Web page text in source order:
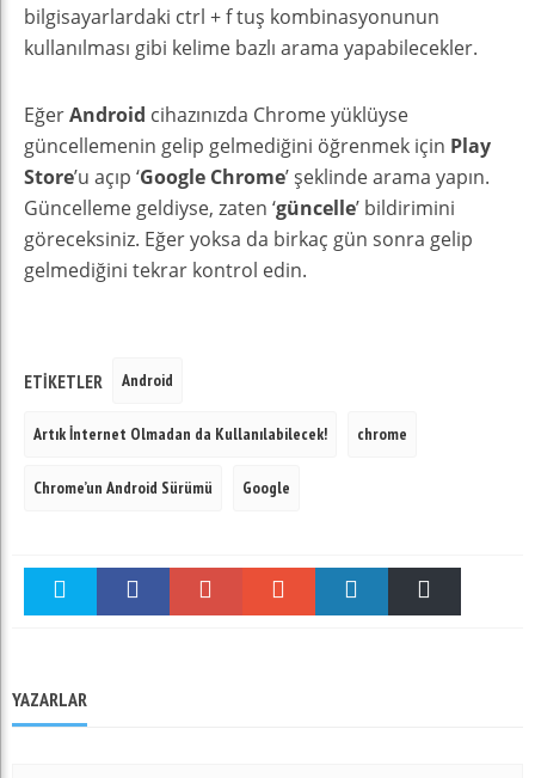
bilgisayarlardaki ctrl + f tuş kombinasyonunun
kullanılması gibi kelime bazlı arama yapabilecekler.
EğerAndroid cihazınızda Chrome yüklüyse
güncellemenin gelip gelmediğini öğrenmek için Play
Store’u açıp ‘Google Chrome’ şeklinde arama yapın.
Güncelleme geldiyse, zaten ‘güncelle’ bildirimini
göreceksiniz. Eğer yoksa da birkaç gün sonra gelip
gelmediğini tekrar kontrol edin.
ETIKETLER Android
Artık İnternet Olmadan da Kullanılabilecek! chrome
Chrome’un Android Sürümü Google
YAZARLAR